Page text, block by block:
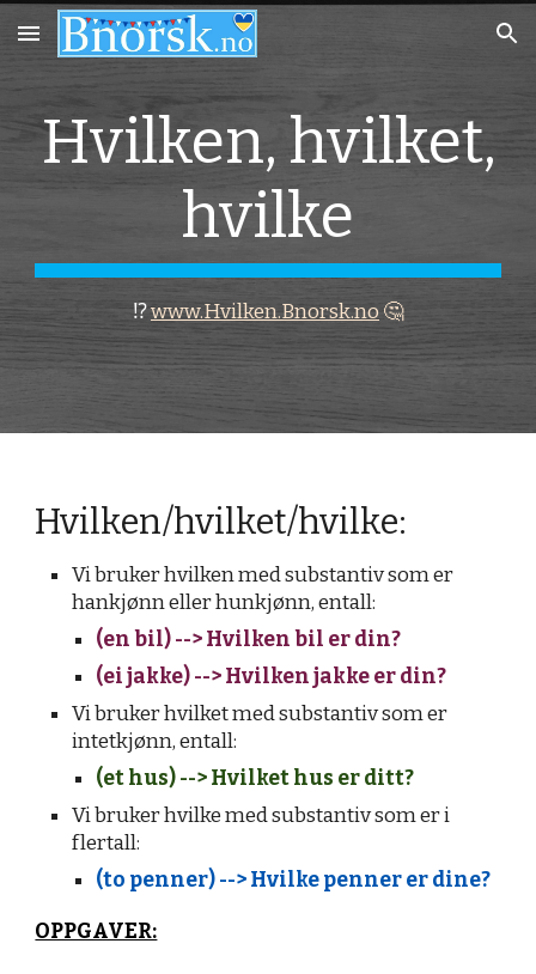
Skip to main content Skip to navigation
Hvilken, hvilket,
hvilke
⁉️www.Hvilken.Bnorsk.no🤔
Hvilken/hvilket/hvilke:
Vi bruker hvilken med substantiv som er
hankjønn eller hunkjønn, entall:
(en bil) --> Hvilken bil er din?
(ei jakke) --> Hvilken jakke er din?
Vi bruker hvilket med substantiv som er
intetkjønn, entall:
(et hus) --> Hvilket hus er ditt?
Vi bruker hvilke med substantiv som er i
flertall:
(to penner) --> Hvilke penner er dine?
OPPGAVER: